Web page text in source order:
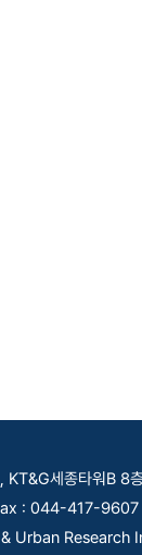
세종타워B 8
: 044-417-9607
Urban Research